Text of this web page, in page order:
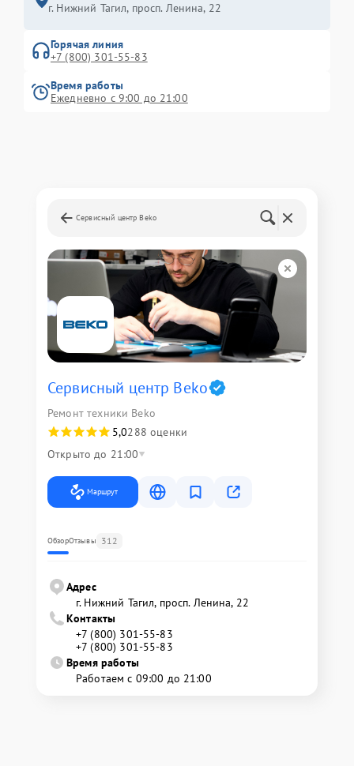
г. Нижний Тагил, просп. Ленина, 22
Горячая линия
+7 (800) 301-55-83
Время работы
Ежедневно с 9:00 до 21:00
Сервисный центр Beko
Сервисный центр Beko
Ремонт техники Beko
5,0288 оценки
Открыто до 21:00
Маршрут
ОбзорОтзывы 312
Адрес
г. Нижний Тагил, просп. Ленина, 22
Контакты
+7 (800) 301-55-83
+7 (800) 301-55-83
Время работы
Работаем с 09:00 до 21:00